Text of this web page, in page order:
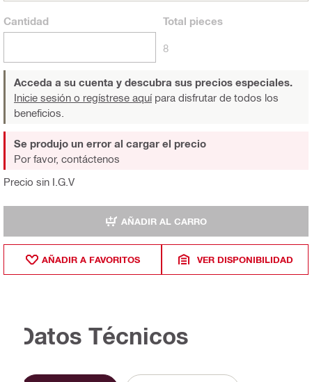
Cantidad Total pieces
8
Acceda a su cuenta y descubra sus precios especiales.
Inicie sesión o regístrese aquípara disfrutar de todos los
beneficios.
Precio sin I.G.V
Se produjo un error al cargar el precio
Por favor, contáctenos
AÑADIR AL CARRO
AÑADIR A FAVORITOS VER DISPONIBILIDAD
Datos Técnicos